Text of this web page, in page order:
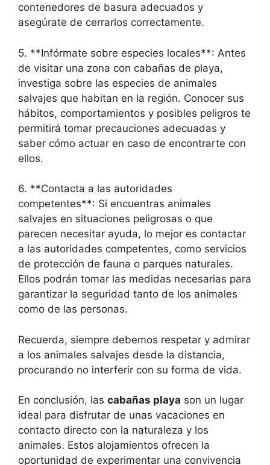
contenedores de basura adecuados y
asegúrate de cerrarlos correctamente.
5. **Infórmate sobre especies locales**: Antes
de visitar una zona con cabañas de playa,
investiga sobre las especies de animales
salvajes que habitan en la región. Conocer sus
hábitos, comportamientos y posibles peligros te
permitirá tomar precauciones adecuadas y
saber cómo actuar en caso de encontrarte con
ellos.
6. **Contacta a las autoridades
competentes**: Si encuentras animales
salvajes en situaciones peligrosas o que
parecen necesitar ayuda, lo mejor es contactar
a las autoridades competentes, como servicios
de protección de fauna o parques naturales.
Ellos podrán tomar las medidas necesarias para
garantizar la seguridad tanto de los animales
como de las personas.
Recuerda, siempre debemos respetar y admirar
a los animales salvajes desde la distancia,
procurando no interferir con su forma de vida.
En conclusión, las cabañas playa son un lugar
ideal para disfrutar de unas vacaciones en
contacto directo con la naturaleza y los
animales. Estos alojamientos ofrecen la
oportunidad de experimentar una convivencia